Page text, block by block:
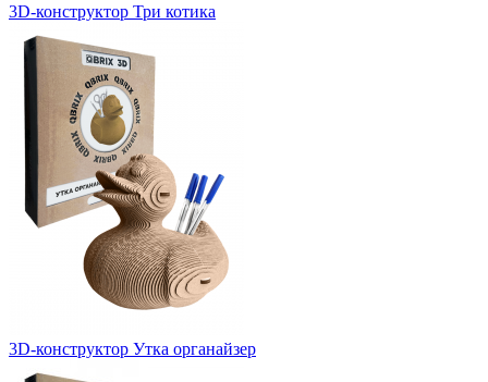
3D-конструктор Три котика
3D-конструктор Утка органайзер